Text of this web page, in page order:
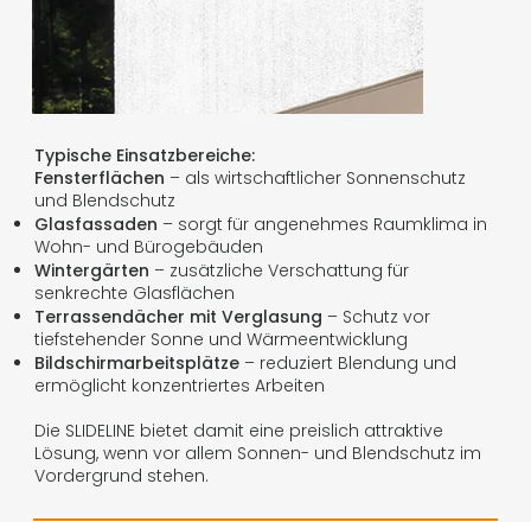
Typische Einsatzbereiche:
Fensterflächen – als wirtschaftlicher Sonnenschutz
und Blendschutz
Glasfassaden – sorgt für angenehmes Raumklima in
Wohn- und Bürogebäuden
Wintergärten – zusätzliche Verschattung für
senkrechte Glasflächen
Terrassendächer mit Verglasung – Schutz vor
tiefstehender Sonne und Wärmeentwicklung
Bildschirmarbeitsplätze– reduziert Blendung und
ermöglicht konzentriertes Arbeiten
Die SLIDELINE bietet damit eine preislich attraktive
Lösung, wenn vor allem Sonnen- und Blendschutz im
Vordergrund stehen.